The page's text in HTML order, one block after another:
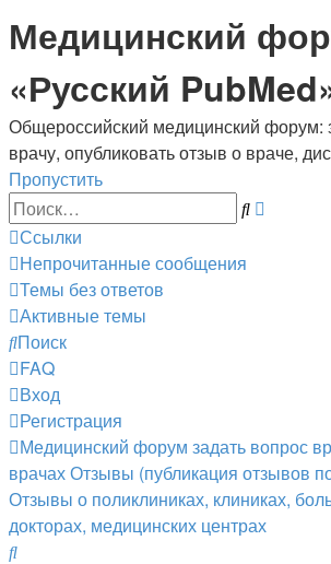
Медицинский
«Русский
Общероссийский медицинский форум:
врачу, опубликовать отзыв о враче,
Пропустить
Поиск
Ссылки
Непрочитанные сообщения
Темы без ответов
Активные темы
Поиск
FAQ
Вход
Регистрация
Медицинский форум задать вопрос
врачахОтзывы (публикация отзывов
Отзывы о поликлиниках, клиниках,
докторах, медицинских центрах
Поиск